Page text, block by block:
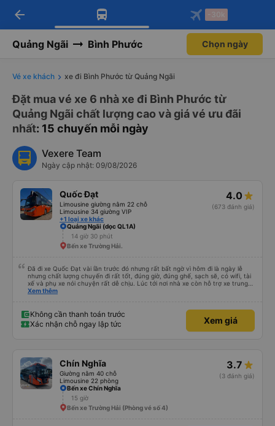
Tải app Vexere ngay!
Nhận ưu đãi thành viên độc
Mở app
Tải app Vexere
-30k/ghế khi đặt vé máy bay qua
Mở app
arrow_back -30k
Quảng Ngãi Bình Phước Chọn ngày
Vé xe khách xe đi Bình Phước từ Quảng Ngãi
Đặt mua vé xe 6 nhà xe đi Bình Phước từ
Quảng Ngãi chất lượng cao và giá vé ưu đãi
nhất: 15 chuyến mỗi ngày
Vexere Team
Ngày cập nhật: 09/08/2026
Quốc Đạt
Limousine giường nằm 22 chỗ
Limousine 34 giường VIP
+1 loại xe khác
4.0
(673 đánh giá)
Quảng Ngãi (dọc QL1A)
14 giờ 30 phút
Bến xe Trường Hải.
Đã đi xe Quốc Đạt vài lần trước đó nhưng rất bất ngờ vì hôm đi là ngày lễ
nhưng chất lượng chuyến đi rất tốt, đúng giờ, đúng ghế, sạch sẽ, có wifi, tài
xế và phụ xe nói chuyện rất dễ chịu. Lúc tới nơi nhà xe còn hỗ trợ xe trung
chuyển tới tận nhà. 10đ cho nhà xe, hy vọng nhà xe duy trì được chất lượng
Xem thêm
Không cần thanh toán trước
Xác nhận chỗ ngay lập tức
Xem giá
Chín Nghĩa
Giường nằm 40 chỗ
Limousine 22 phòng
3.7
(3 đánh giá)
Bến xe Chín Nghĩa
15 giờ
Bến xe Trường Hải (Phòng vé số 4)